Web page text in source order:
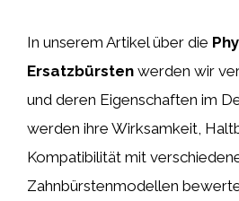
In unserem Artikel über die
Ersatzbürsten werden wir
und deren Eigenschaften im
werden ihre Wirksamkeit,
Kompatibilität mit
Zahnbürstenmodellen